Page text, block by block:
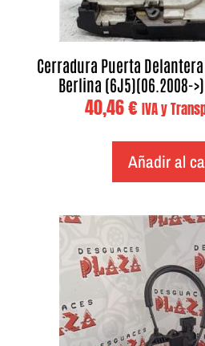
Cerradura Puerta
Berlina (6J5)(06.2008->)
40,46€ IVA y
Añadir al